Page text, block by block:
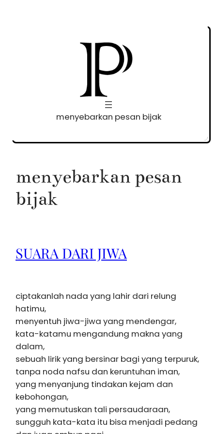
menyebarkan pesan bijak
menyebarkan pesan
bijak
SUARA DARI JIWA
ciptakanlah nada yang lahir dari relung
hatimu,
menyentuh jiwa-jiwa yang mendengar,
kata-katamu mengandung makna yang
dalam,
sebuah lirik yang bersinar bagi yang terpuruk,
tanpa noda nafsu dan keruntuhan iman,
yang menyanjung tindakan kejam dan
kebohongan,
yang memutuskan tali persaudaraan,
sungguh kata-kata itu bisa menjadi pedang